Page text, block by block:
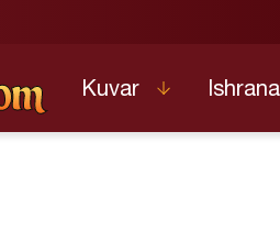
Kuvar Ishrana